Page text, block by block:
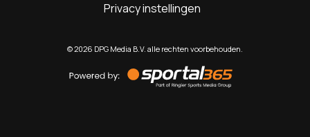
Privacy instellingen
©2026 DPG Media B.V. alle rechten voorbehouden.
by
Sportal365